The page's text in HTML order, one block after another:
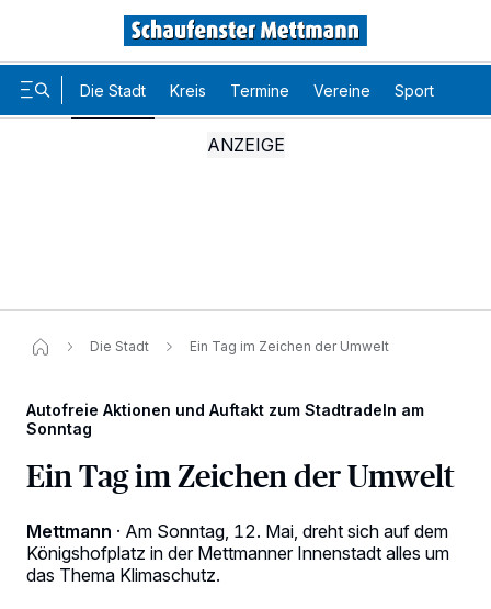
Die Stadt Kreis Termine Vereine Sport
Die Stadt Ein Tag im Zeichen der Umwelt
Autofreie Aktionen und Auftakt zum Stadtradeln am
Sonntag
Ein Tag im Zeichen der Umwelt
Mettmann · Am Sonntag, 12. Mai, dreht sich auf dem
Königshofplatz in der Mettmanner Innenstadt alles um
das Thema Klimaschutz.
Wir und unsere218-Partner speichern und greifen auf
personenbezogene Daten wie Browserdaten oder eindeutige